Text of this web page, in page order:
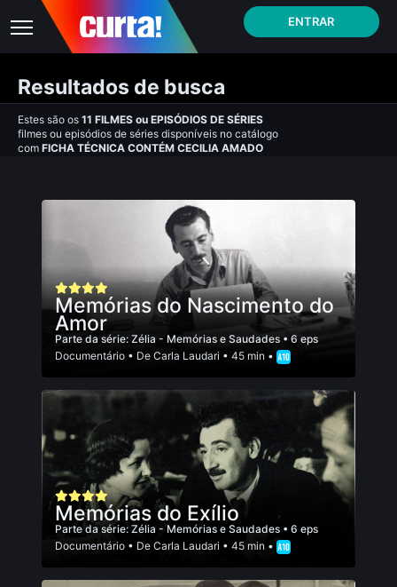
ENTRAR
Resultados de busca
Estes são os 11 FILMES ou EPISÓDIOS DE SÉRIES
filmes ou episódios de séries disponíveis no catálogo
com FICHA TÉCNICA CONTÉM CECILIA AMADO
Memórias do Nascimento do
Amor
Parte da série: Zélia - Memórias e Saudades • 6 eps
Documentário • De Carla Laudari • 45 min •
Memórias do Exílio
Parte da série: Zélia - Memórias e Saudades • 6 eps
Documentário • De Carla Laudari • 45 min •